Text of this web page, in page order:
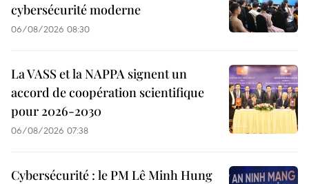
cybersécurité moderne
06/08/2026 08:30
La VASS et la NAPPA signent un
accord de coopération scientifique
pour 2026-2030
06/08/2026 07:38
Cybersécurité : le PM Lê Minh Hung